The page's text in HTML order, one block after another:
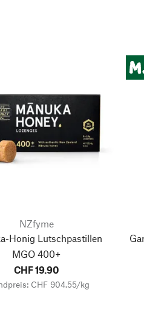
NZfyme
Honig Lutschpastillen
MGO 400+
CHF 19.90
CHF 904.55/kg